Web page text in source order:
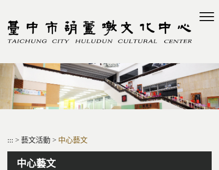
區
::: > 藝文活動 > 中心藝文
中心藝文